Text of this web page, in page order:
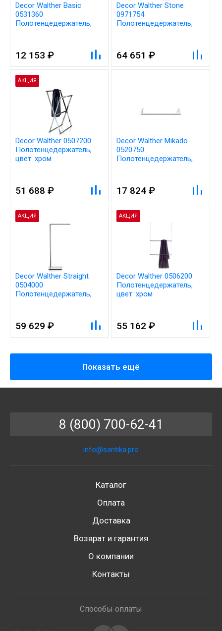
Decor Walther Basic
0531360
Полотенцедержатель,
12 153 ₽
Decor Walther Stone
0971754
Полотенцедержатель,
64 651 ₽
АКЦИЯ
Decor Walther 0507200
Полотенцедержатель,
цвет: хром
51 688 ₽
Decor Walther Mikado
0520750
Полотенцедержатель,
17 824 ₽
АКЦИЯ
Decor Walther Straight
0504000
Полотенцедержатель,
59 629 ₽
АКЦИЯ
Decor Walther 0506200
Полотенцедержатель,
цвет: хром
55 162 ₽
Показать ещё
8 (800) 700-62-41
info@santika.pro
Каталог
Оплата
Доставка
Возврат и гарантия
О компании
Контакты
Способы оплаты